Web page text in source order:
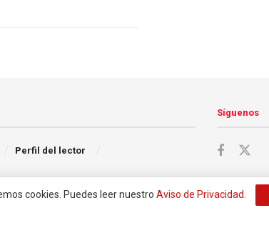
Perfil del lector
Síguenos
cookies. Puedes leer nuestro Aviso de Privacidad